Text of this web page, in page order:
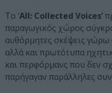
Το ‘All: Collected Voices’
παραγωγικός χώρος
αυθόρμητες σκέψεις γώρω
αλλά και πρωτότυπα
και περφόρμανς που δεν
παρήγαγαν παράλληλες